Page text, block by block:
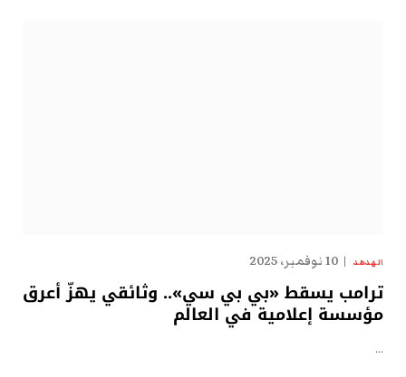
الهدهد 10 نوفمبر، 2025
ترامب يسقط «بي بي سي».. وثائقي يهزّ أعرق
مؤسسة إعلامية في العالم
…